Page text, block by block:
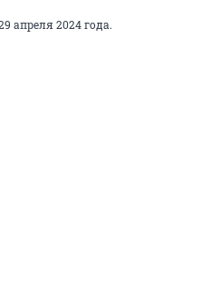
апреля 2024 года.